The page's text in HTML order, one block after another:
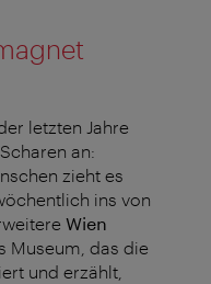
letzten Jahre
an:
zieht es
ins von
Wien
Museum, das die
und erzählt,